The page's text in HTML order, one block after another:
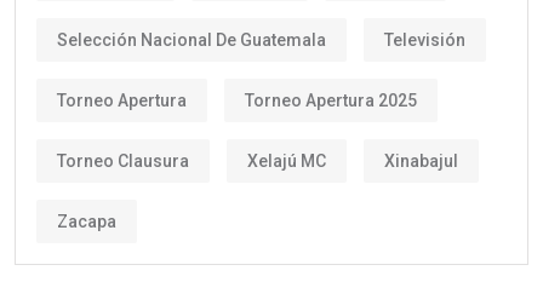
Selección Nacional De Guatemala Televisión
Torneo Apertura Torneo Apertura 2025
Torneo Clausura Xelajú MC Xinabajul
Zacapa